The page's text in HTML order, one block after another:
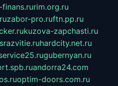
rim.org.ru
zabor-pro.ruftn.pp.ru
kuzova-zapchasti.ru
hardcity.net.ru
gubernyan.ru
andorra24.com
optim-doors.com.ru